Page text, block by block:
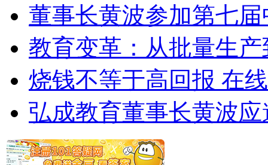
董事长黄波参加第七
教育变革：从批量生
烧钱不等于高回报 在
弘成教育董事长黄波